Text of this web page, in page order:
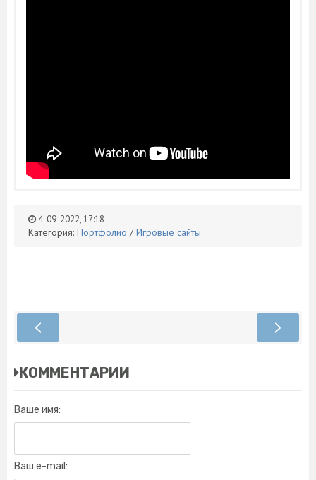
4-09-2022, 17:18
Категория: Портфолио /Игровые сайты
КОММЕНТАРИИ
Ваше имя:
Ваш e-mail: